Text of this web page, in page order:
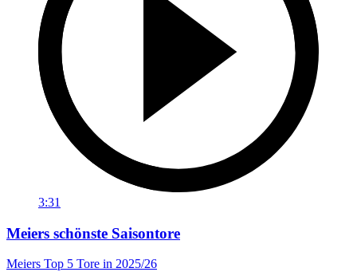
3:31
Meiers schönste Saisontore
Meiers Top 5 Tore in 2025/26